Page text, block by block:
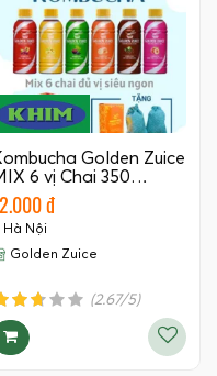
Golden Zuice
6 vị Chai 350…
đ
Hà Nội
Golden Zuice
(2.67/5)